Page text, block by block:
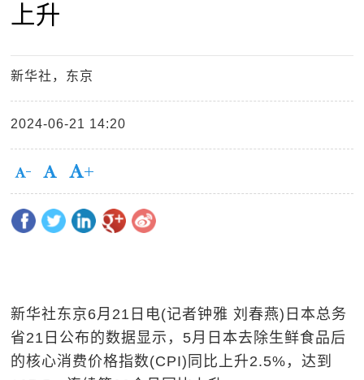
上升
新华社，东京
2024-06-21 14:20
新华社东京6月21日电(记者钟雅 刘春燕)日本总务
省21日公布的数据显示，5月日本去除生鲜食品后
的核心消费价格指数(CPI)同比上升2.5%，达到